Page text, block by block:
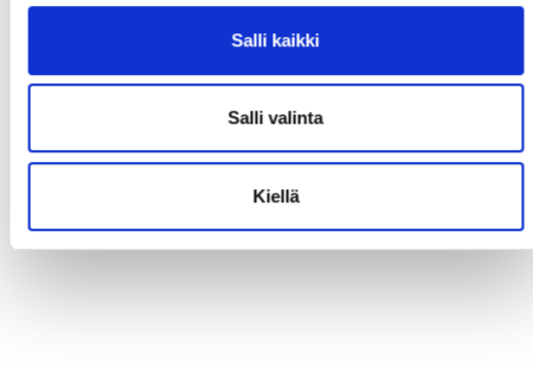
Salli kaikki
Salli valinta
Kiellä